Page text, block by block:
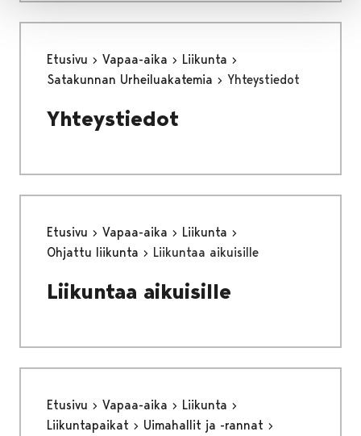
Etusivu Vapaa-aika
Liikunta
Satakunnan Urheiluakatemia
Yhteystiedot
Yhteystiedot
Etusivu Vapaa-aika
Liikunta
Ohjattu liikunta
Liikuntaa aikuisille
Liikuntaa aikuisille
Etusivu Vapaa-aika
Liikunta
Liikuntapaikat
Uimahallit ja -rannat